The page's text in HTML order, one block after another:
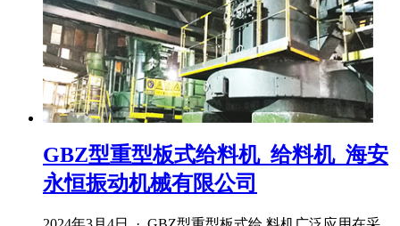
GBZ型重型板式给料机_给料机_海安
永恒振动机械有限公司